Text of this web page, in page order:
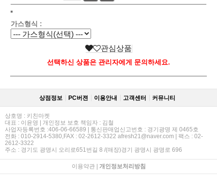
가스형식 :
관심상품
선택하신 상품은 관리자에게 문의하세요.
상점정보 PC버젼 이용안내 고객센터 커뮤니티
상호명 : 키친마켓
대표 : 이윤영 | 개인정보 보호 책임자 : 김철
사업자등록번호 :406-06-66589 | 통신판매업신고번호 : 경기광명 제 0465호
전화 : 010-2914-5380,FAX : 02-2612-3322 afresh21@naver.com | 팩스 : 02-
2612-3322
주소 : 경기도 광명시 오리로651번길 8 /(매장)경기 광명시 광명로 696
이용약관| 개인정보처리방침